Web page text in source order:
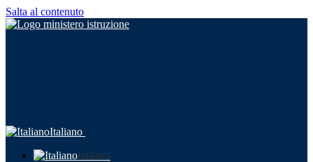
Salta al contenuto
Italiano
Italiano